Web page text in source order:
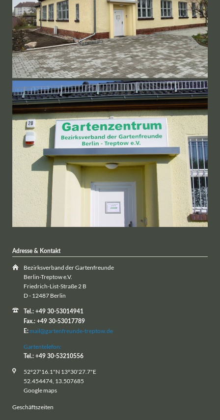
Adresse & Kontakt
Bezirksverband der Gartenfreunde
Berlin-Treptow e.V.
Friedrich-List-Straße 2 B
D - 12487 Berlin
Tel.: +49 30-53014941
Fax.: +49 30-53017789
E: mail@gartenfreunde-treptow.de
Gartentelefon:
Tel.: +49 30-53210556
52°27'16.1"N 13°30'27.7"E
52.454474, 13.507685
Google maps
Geschäftszeiten